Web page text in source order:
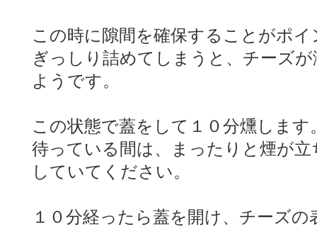
この時に隙間を確保することがポイ
ぎっしり詰めてしまうと、チーズ
ようです。
この状態で蓋をして１０分燻します
待っている間は、まったりと煙が
していてください。
１０分経ったら蓋を開け、チーズ